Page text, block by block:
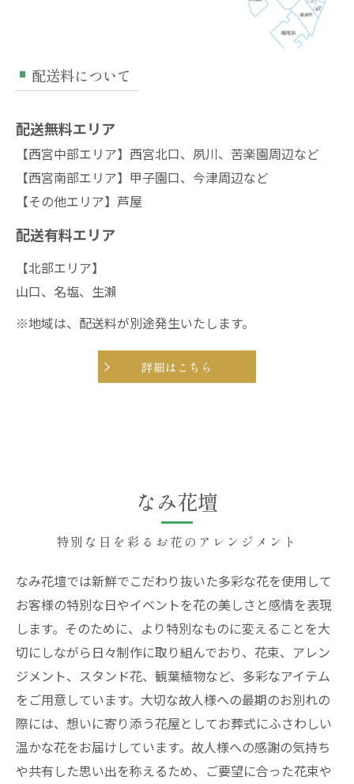
配送料について
配送無料エリア
【西宮中部エリア】西宮北口、夙川、苦楽園周辺など
【西宮南部エリア】甲子園口、今津周辺など
【その他エリア】芦屋
配送有料エリア
【北部エリア】
山口、名塩、生瀨
※地域は、配送料が別途発生いたします。
詳細はこちら
特別な日を彩るお花のアレンジメント
なみ花壇
なみ花壇では新鮮でこだわり抜いた多彩な花を使用して
お客様の特別な日やイベントを花の美しさと感情を表現
します。そのために、より特別なものに変えることを大
切にしながら日々制作に取り組んでおり、花束、アレン
ジメント、スタンド花、観葉植物など、多彩なアイテム
をご用意しています。大切な故人様への最期のお別れの
際には、想いに寄り添う花屋としてお葬式にふさわしい
温かな花をお届けしています。故人様への感謝の気持ち
や共有した思い出を称えるため、ご要望に合った花束や